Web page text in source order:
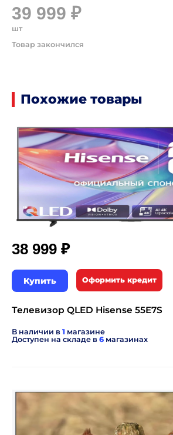
39 999 ₽
шт
Похожие товары
38 999 ₽
Купить Оформить кредит
Телевизор QLED Hisense 55E7S
В наличии в 1 магазине
Доступен на складе в 6 магазинах